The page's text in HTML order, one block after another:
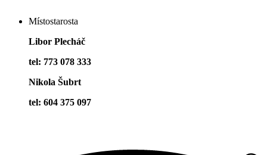
Místostarosta
Libor Plecháč
tel: 773 078 333
Nikola Šubrt
tel: 604 375 097